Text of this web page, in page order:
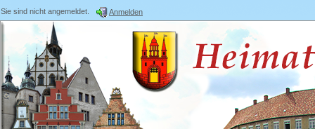
Sie sind nicht angemeldet. Anmelden